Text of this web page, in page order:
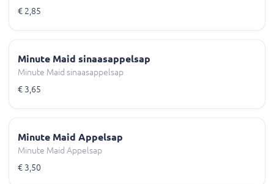
€ 2,85
Minute Maid sinaasappelsap
Minute Maid sinaasappelsap
€ 3,65
Minute Maid Appelsap
Minute Maid Appelsap
€ 3,50